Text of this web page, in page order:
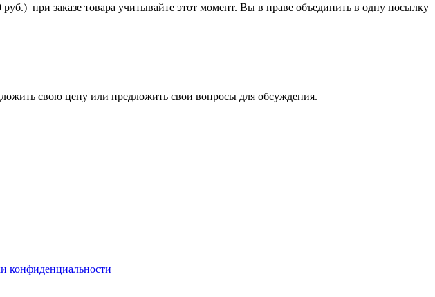
при заказе товара учитывайте этот момент. Вы в праве объединить в одну посылку
свою цену или предложить свои вопросы для обсуждения.
конфиденциальности